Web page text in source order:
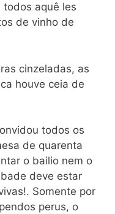
todos aquê les
de vinho de
cinzeladas, as
houve ceia de
todos os
de quarenta
o bailio nem o
deve estar
Somente por
perus, o